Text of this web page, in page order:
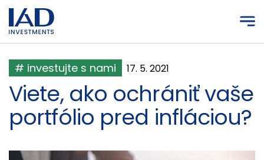
Prejsť na hlavný obsah
# investujte s nami 17. 5. 2021
Viete, ako ochrániť vaše
portfólio pred infláciou?